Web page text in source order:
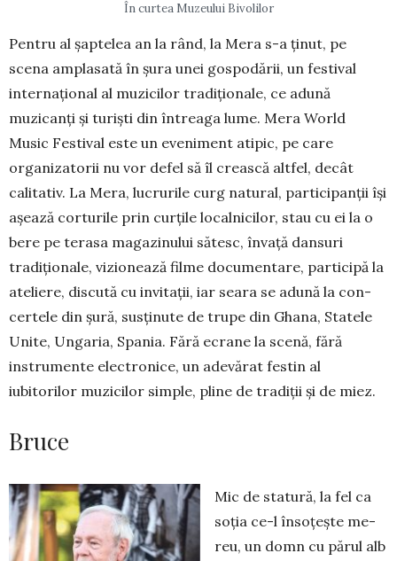
În curtea Muzeului Bivolilor
Pentru al șaptelea an la rând, la Mera s-a ținut, pe
scena amplasată în șura unei gospodării, un festival
internațional al muzicilor tradiționale, ce adună
muzicanți și turiști din întreaga lume. Mera World
Music Festival este un eveniment atipic, pe care
organizatorii nu vor defel să îl crească altfel, decât
calitativ. La Mera, lu­crurile curg natural, participanții își
așează cortu­rile prin curțile localnicilor, stau cu ei la o
bere pe terasa magazinului sătesc, învață dansuri
tradițio­nale, vizionează filme documentare, participă la
ateliere, discută cu invitații, iar seara se adună la con­
certele din șură, susținute de trupe din Ghana, Sta­tele
Unite, Ungaria, Spania. Fără ecrane la sce­nă, fără
instrumente electronice, un adevărat festin al
iubitorilor muzicilor simple, pline de tradiții și de miez.
Bruce
Mic de statură, la fel ca
soția ce-l însoțește me­
reu, un domn cu părul alb